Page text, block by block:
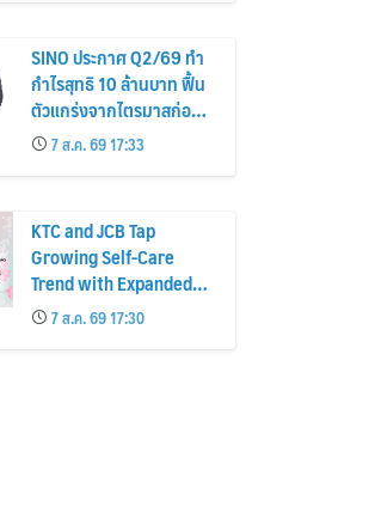
โปร่งใส สร้างความเชื่อมั่นผู้
SINO ประกาศ Q2/69 ทำ
กำไรสุทธิ 10 ล้านบาท ฟื้น
ตัวแกร่งจากไตรมาสก่อน
เตรียมจ่ายปันผลระหว่าง
กาล 0.014423 บาทต่อหุ้น
ครึ่งปีหลังมุ่งเติบโตต่อเนื่อง
7 ส.ค. 69 17:33
KTC and JCB Tap
Growing Self-Care
Trend with Expanded
Beauty Privileges
Number of KTC JCB
Cardmembers Spending
7 ส.ค. 69 17:30